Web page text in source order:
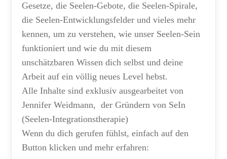
Gesetze, die Seelen-Gebote, die Seelen-Spirale,
die Seelen-Entwicklungsfelder und vieles mehr
kennen, um zu verstehen, wie unser Seelen-Sein
funktioniert und wie du mit diesem
unschätzbaren Wissen dich selbst und deine
Arbeit auf ein völlig neues Level hebst.
Alle Inhalte sind exklusiv ausgearbeitet von
Jennifer Weidmann, der Gründern von SeIn
(Seelen-Integrationstherapie)
Wenn du dich gerufen fühlst, einfach auf den
Button klicken und mehr erfahren: